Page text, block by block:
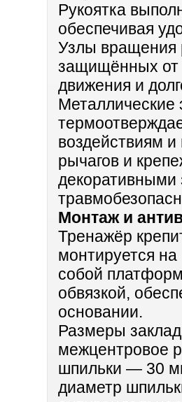
Рукоятка
обеспечивая
Узлы вращения
защищённых от
движения и
воздействиям
рычагов и
декоративными
Монтаж и
Тренажёр
монтируется
собой
обвязкой,
основании.
Размеры
межцентровое
шпильки — 30
диаметр